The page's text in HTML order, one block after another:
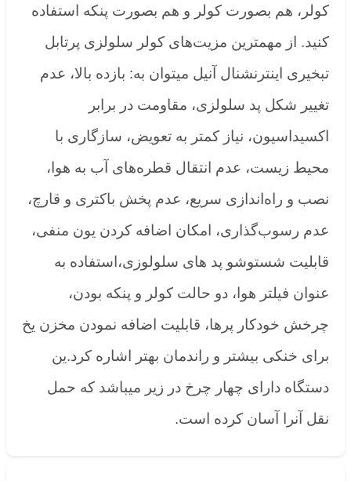
کولر، هم بصورت کولر و هم بصورت پنکه استفاده
کنید. از مهمترین مزیت‌های کولر سلولزی پرتابل
تبخیری اینترنشنال آنیل میتوان به: بازده بالا، عدم
تغییر شکل پد سلولزی، مقاومت در برابر
اکسیداسیون، نیاز کمتر به تعویض، سازگاری با
محیط زیست، عدم انتقال قطره‌های آب به هوا،
نصب و راه‌اندازی سریع، عدم پخش باکتری و قارچ،
عدم رسوب‌گذاری، امکان اضافه کردن یون منفی،
قابلیت شستوشو پد های سلولوزی،استفاده به
عنوان فیلتر هوا، دو حالت کولر و پنکه بودن،
چرخش خودکار پرها، قابلیت اضافه نمودن مخزن یخ
برای خنکی بیشتر و راندمان بهتر اشاره کرد.ین
دستگاه دارای چهار چرخ در زیر میباشد که حمل
نقل آنرا آسان کرده است.